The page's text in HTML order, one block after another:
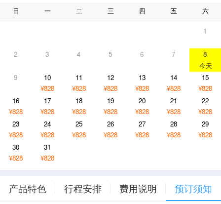
日
一 二 三 四 五 六
1
2 3 4 5 6 7 8
9
10
¥828
11
¥828
12
¥828
13
¥828
14
¥828
15
¥828
16
¥828
17
¥828
18
¥828
19
¥828
20
¥828
21
¥828
22
¥828
23
¥828
24
¥828
25
¥828
26
¥828
27
¥828
28
¥828
29
¥828
30
¥828
31
¥828
产品特色 行程安排 费用说明 预订须知